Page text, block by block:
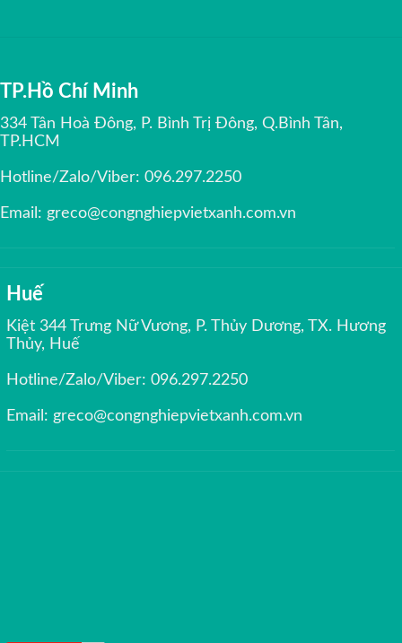
TP.Hồ Chí Minh
334 Tân Hoà Đông, P. Bình Trị Đông, Q.Bình Tân,
TP.HCM
Hotline/Zalo/Viber: 096.297.2250
Email: greco@congnghiepvietxanh.com.vn
Huế
Kiệt 344 Trưng Nữ Vương, P. Thủy Dương, TX. Hương
Thủy, Huế
Hotline/Zalo/Viber:096.297.2250
Email: greco@congnghiepvietxanh.com.vn